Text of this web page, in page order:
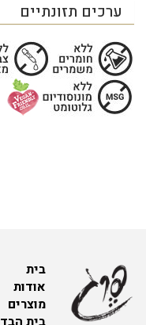
ערכים תזונתיים
בית
אודות
מוצרים